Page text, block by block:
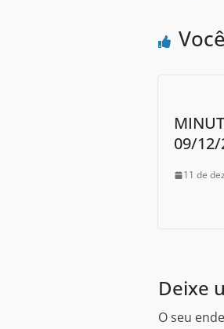
o
09/12/
11 de
Deixe
O seu